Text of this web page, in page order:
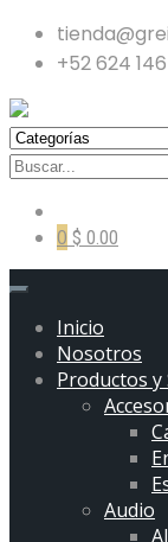
+52 624
0 $ 0.00
Inicio
Nosotros
Productos y
Audio